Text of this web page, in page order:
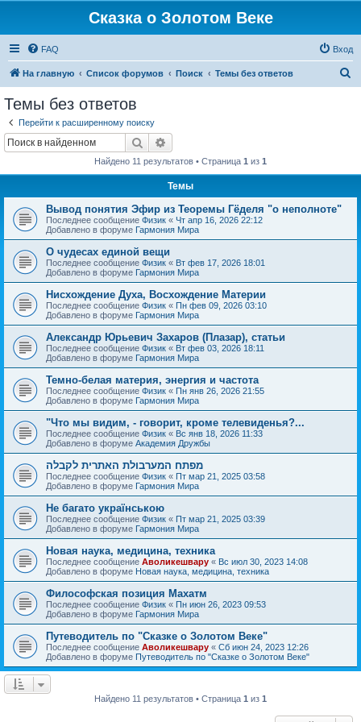
Сказка о Золотом Веке
FAQ Вход
На главную Список форумов Поиск Темы без ответов
Темы без ответов
Перейти к расширенному поиску
Поиск
Найдено 11 результатов • Страница 1 из 1
Темы
Вывод понятия Эфир из Теоремы Гёделя "о неполноте"
Последнее сообщение Физик « Чт апр 16, 2026 22:12
Добавлено в форуме Гармония Мира
О чудесах единой вещи
Последнее сообщение Физик « Вт фев 17, 2026 18:01
Добавлено в форуме Гармония Мира
Нисхождение Духа, Восхождение Материи
Последнее сообщение Физик « Пн фев 09, 2026 03:10
Добавлено в форуме Гармония Мира
Александр Юрьевич Захаров (Плазар), статьи
Последнее сообщение Физик « Вт фев 03, 2026 18:11
Добавлено в форуме Гармония Мира
Темно-белая материя, энергия и частота
Последнее сообщение Физик « Пн янв 26, 2026 21:55
Добавлено в форуме Гармония Мира
"Что мы видим, - говорит, кроме телевиденья?...
Последнее сообщение Физик « Вс янв 18, 2026 11:33
Добавлено в форуме Академия Дружбы
מפתח המערבולת האתרית לקבלה
Последнее сообщение Физик « Пт мар 21, 2025 03:58
Добавлено в форуме Гармония Мира
Не багато українською
Последнее сообщение Физик « Пт мар 21, 2025 03:39
Добавлено в форуме Гармония Мира
Новая наука, медицина, техника
Последнее сообщение Аволикешвару « Вс июл 30, 2023 14:08
Добавлено в форуме Новая наука, медицина, техника
Философская позиция Махатм
Последнее сообщение Физик « Пн июн 26, 2023 09:53
Добавлено в форуме Гармония Мира
Путеводитель по "Сказке о Золотом Веке"
Последнее сообщение Аволикешвару « Сб июн 24, 2023 12:26
Добавлено в форуме Путеводитель по "Сказке о Золотом Веке"
Найдено 11 результатов • Страница 1 из 1